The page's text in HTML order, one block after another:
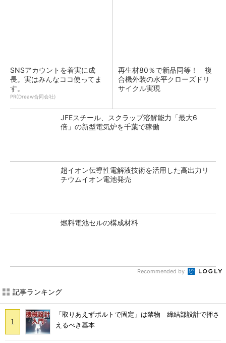
SNSアカウントを着実に成
長。実はみんなココ使ってま
す。
PR(Dreaw合同会社)
再生材80％で新品同等！ 複
合機外装の水平クローズドリ
サイクル実現
JFEスチール、スクラップ溶解能力「最大6
倍」の新型電気炉を千葉で稼働
超イオン伝導性電解液技術を活用した高出力リ
チウムイオン電池発売
燃料電池セルの構成材料
Recommended by
記事ランキング
「取りあえずボルトで固定」は禁物 締結部設計で押さ
えるべき基本